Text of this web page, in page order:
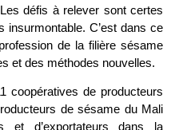
défis à relever sont certes
C’est dans ce
de la filière sésame
et des méthodes nouvelles.
coopératives de producteurs
de sésame du Mali
et d’exportateurs dans la